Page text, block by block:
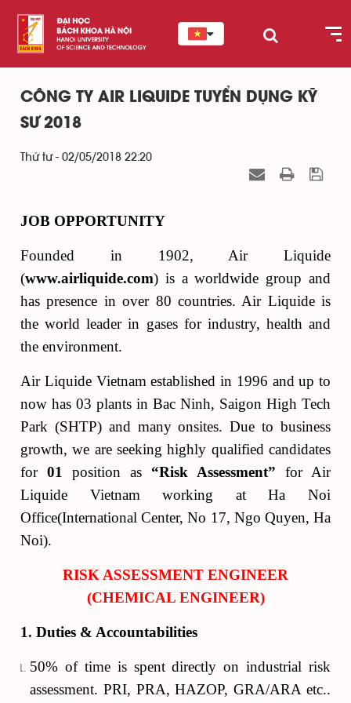
CÔNG TY AIR LIQUIDE TUYỂN DỤNG KỸ
SƯ 2018
Thứ tư - 02/05/2018 22:20
JOB OPPORTUNITY
Founded in 1902, Air Liquide
(www.airliquide.com) is a worldwide group and
has presence in over 80 countries. Air Liquide is
the world leader in gases for industry, health and
the environment.
Air Liquide Vietnam established in 1996 and up to
now has 03 plants in Bac Ninh, Saigon High Tech
Park (SHTP) and many onsites. Due to business
growth, we are seeking highly qualified candidates
for01 position as “Risk Assessment” for Air
Liquide Vietnam working at Ha Noi
Office(International Center, No 17, Ngo Quyen, Ha
Noi).
RISK ASSESSMENT ENGINEER
(CHEMICAL ENGINEER)
1. Duties & Accountabilities
50% of time is spent directly on industrial risk
assessment. PRI, PRA, HAZOP, GRA/ARA etc..